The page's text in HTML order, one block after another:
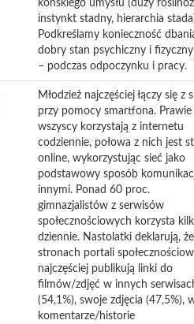
końskiego umysłu (duży
instynkt stadny, hierarchia
Podkreślamy konieczność
dobry stan psychiczny i
– podczas odpoczynku i pracy.
Młodzież najczęściej łączy się z
przy pomocy smartfona. Prawie
wszyscy korzystają z internetu
codziennie, połowa z nich jest
online, wykorzystując sieć jako
podstawowy sposób
innymi. Ponad 60 proc.
gimnazjalistów z serwisów
społecznościowych korzysta
dziennie. Nastolatki deklarują,
stronach portali
najczęściej publikują linki do
filmów/zdjęć w innych
(54,1%), swoje zdjęcia (47,5%),
komentarze/historie